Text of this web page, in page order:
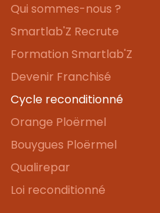
Qui sommes-nous ?
Smartlab'Z Recrute
Formation Smartlab'Z
Devenir Franchisé
Cycle reconditionné
Orange Ploërmel
Bouygues Ploërmel
Qualirepar
Loi reconditionné